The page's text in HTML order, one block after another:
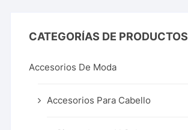
CATEGORÍAS DE PRODUCTOS
Accesorios De Moda
Accesorios Para Cabello